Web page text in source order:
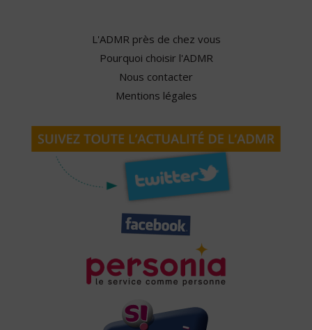
L'ADMR près de chez vous
Pourquoi choisir l'ADMR
Nous contacter
Mentions légales